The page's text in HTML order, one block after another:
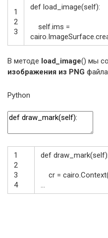
1
2
3
def load_image(self):
self.ims =
cairo.ImageSurface.
В методе load_image() мы
изображения из PNG
Python
1
2
3
4
def draw_mark(self):
cr = cairo.Context
...